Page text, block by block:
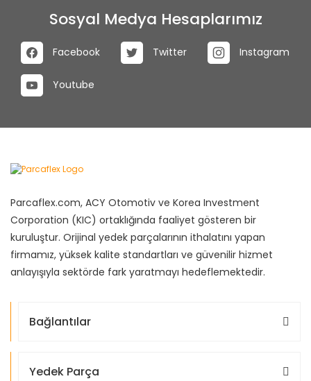
Sosyal Medya Hesaplarımız
Facebook Twitter Instagram
Youtube
Parcaflex.com, ACY Otomotiv ve Korea Investment
Corporation (KIC) ortaklığında faaliyet gösteren bir
kuruluştur. Orijinal yedek parçalarının ithalatını yapan
firmamız, yüksek kalite standartları ve güvenilir hizmet
anlayışıyla sektörde fark yaratmayı hedeflemektedir.
Bağlantılar
Yedek Parça